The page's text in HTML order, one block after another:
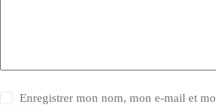
Enregistrer mon nom, mon e-mail et